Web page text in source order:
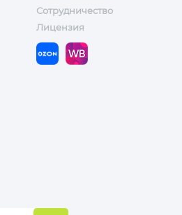
Сотрудничество
Лицензия